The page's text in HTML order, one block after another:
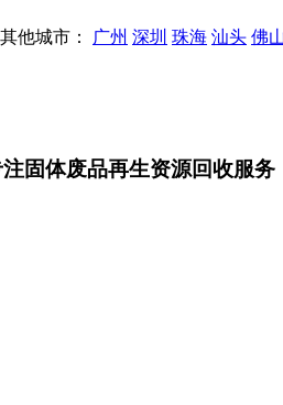
他城市： 广州 深圳 珠海 汕头 佛
固体废品再生资源回收服务